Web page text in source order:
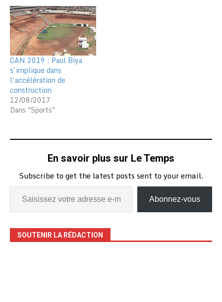
CAN 2019 : Paul Biya
s’implique dans
l’accélération de
construction
12/08/2017
Dans "Sports"
En savoir plus sur Le Temps
Subscribe to get the latest posts sent to your email.
Abonnez-vous
SOUTENIR LA RÉDACTION